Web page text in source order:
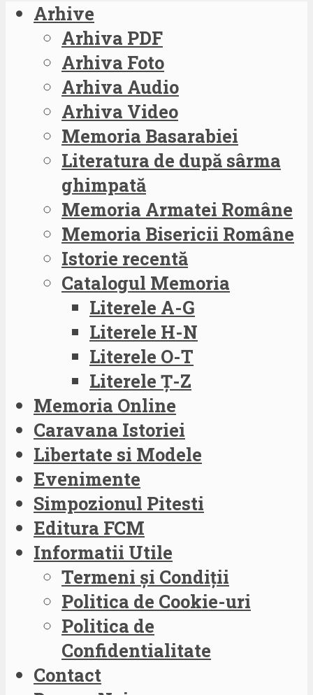
Arhive
Arhiva PDF
Arhiva Foto
Arhiva Audio
Arhiva Video
Memoria Basarabiei
Literatura de după sârma
ghimpată
Memoria Armatei Române
Memoria Bisericii Române
Istorie recentă
Catalogul Memoria
Literele A-G
Literele H-N
Literele O-T
Literele Ț-Z
Memoria Online
Caravana Istoriei
Libertate si Modele
Evenimente
Simpozionul Pitesti
Editura FCM
Informatii Utile
Termeni și Condiții
Politica de Cookie-uri
Politica de
Confidentialitate
Contact